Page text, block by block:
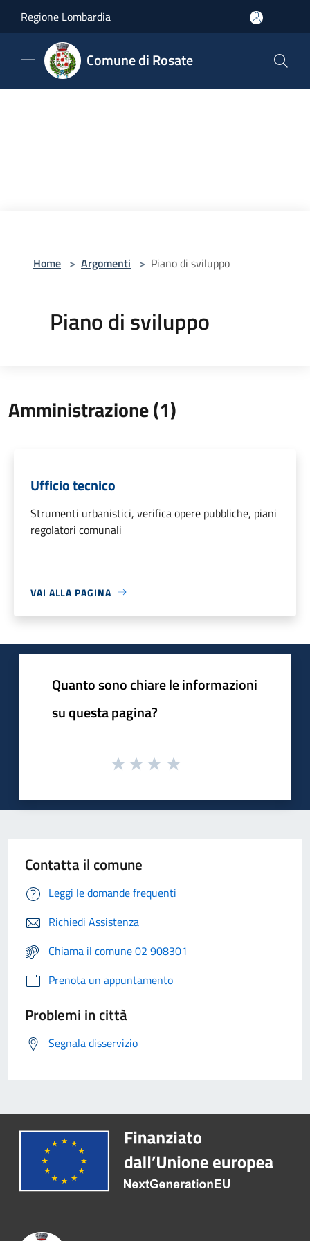
Regione Lombardia
Comune di Rosate
Home > Argomenti > Piano di sviluppo
Piano di sviluppo
Amministrazione (1)
Ufficio tecnico
Strumenti urbanistici, verifica opere pubbliche, piani
regolatori comunali
VAI ALLA PAGINA
Quanto sono chiare le informazioni
su questa pagina?
Contatta il comune
Leggi le domande frequenti
Richiedi Assistenza
Chiama il comune 02 908301
Prenota un appuntamento
Problemi in città
Segnala disservizio